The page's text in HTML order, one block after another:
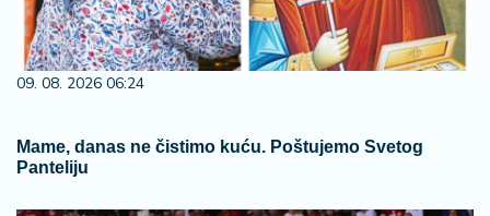
09. 08. 2026 06:24
Mame, danas ne čistimo kuću. Poštujemo Svetog
Panteliju